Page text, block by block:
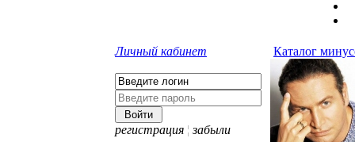
Личный кабинет
регистрация ¦ забыли
Каталог